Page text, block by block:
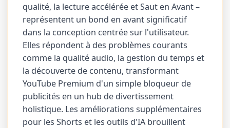
qualité, la lecture accélérée et Saut en Avant –
représentent un bond en avant significatif
dans la conception centrée sur l'utilisateur.
Elles répondent à des problèmes courants
comme la qualité audio, la gestion du temps et
la découverte de contenu, transformant
YouTube Premium d'un simple bloqueur de
publicités en un hub de divertissement
holistique. Les améliorations supplémentaires
pour les Shorts et les outils d'IA brouillent